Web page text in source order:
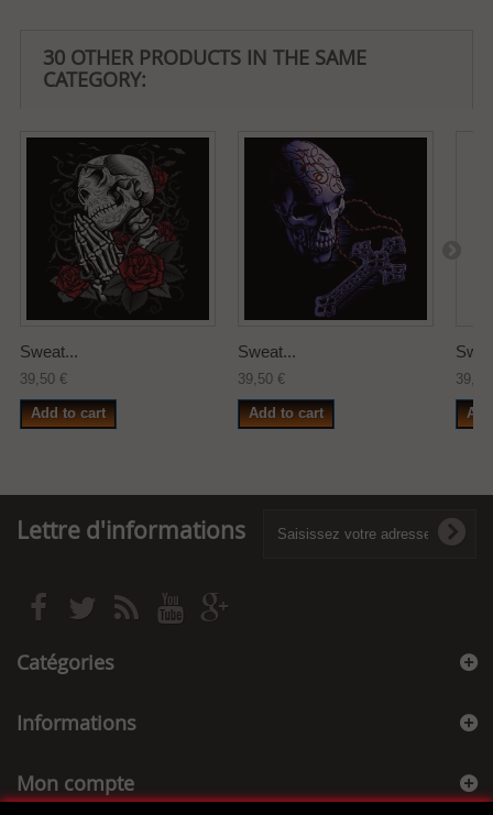
30 OTHER PRODUCTS IN THE SAME
CATEGORY:
Sweat...
39,50 €
Add to cart
Sweat...
39,50 €
Add to cart
Lettre d'informations
Catégories
Informations
Mon compte